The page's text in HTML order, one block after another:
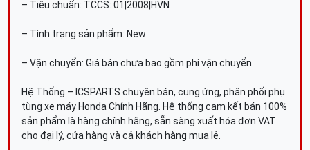
– Tiêu chuẩn: TCCS: 01|2008|HVN
– Tình trạng sản phẩm: New
– Vận chuyển: Giá bán chưa bao gồm phí vận chuyển.
Hệ Thống – ICSPARTS chuyên bán, cung ứng, phân phối phụ
tùng xe máy Honda Chính Hãng. Hệ thống cam kết bán 100%
sản phẩm là hàng chính hãng, sẵn sàng xuất hóa đơn VAT
cho đại lý, cửa hàng và cả khách hàng mua lẻ.